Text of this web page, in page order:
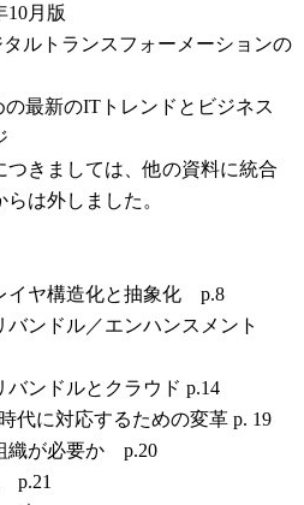
10月版
ルトランスフォーメーションの
の最新のITトレンドとビジネス
つきましては、他の資料に統合
は外しました。
イヤ構造化と抽象化 p.8
バンドル／エンハンスメント
バンドルとクラウド p.14
代に対応するための変革 p. 19
織が必要か p.20
p.21